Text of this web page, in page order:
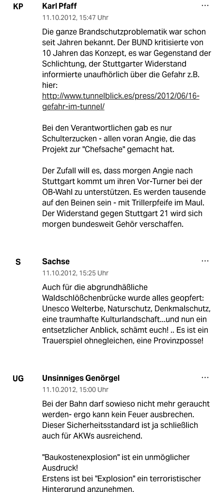
KP Karl Pfaff
11.10.2012, 15:47 Uhr
Die ganze Brandschutzproblematik war schon
seit Jahren bekannt. Der BUND kritisierte von
10 Jahren das Konzept, es war Gegenstand der
Schlichtung, der Stuttgarter Widerstand
informierte unaufhörlich über die Gefahr z.B.
hier:
http://www.tunnelblick.es/press/2012/06/16-
gefahr-im-tunnel/
Bei den Verantwortlichen gab es nur
Schulterzucken - allen voran Angie, die das
Projekt zur "Chefsache" gemacht hat.
Der Zufall will es, dass morgen Angie nach
Stuttgart kommt um ihren Vor-Turner bei der
OB-Wahl zu unterstützen. Es werden tausende
auf den Beinen sein - mit Trillerpfeife im Maul.
Der Widerstand gegen Stuttgart 21 wird sich
morgen bundesweit Gehör verschaffen.
S Sachse
11.10.2012, 15:25 Uhr
Auch für die abgrundhäßliche
Waldschlößchenbrücke wurde alles geopfert:
Unesco Welterbe, Naturschutz, Denkmalschutz,
eine traumhafte Kulturlandschaft...und nun ein
entsetzlicher Anblick, schämt euch! .. Es ist ein
Trauerspiel ohnegleichen, eine Provinzposse!
UG Unsinniges Genörgel
11.10.2012, 15:00 Uhr
Bei der Bahn darf sowieso nicht mehr geraucht
werden- ergo kann kein Feuer ausbrechen.
Dieser Sicherheitsstandard ist ja schließlich
auch für AKWs ausreichend.
"Baukostenexplosion" ist ein unmöglicher
Ausdruck!
Erstens ist bei "Explosion" ein terroristischer
Hintergrund anzunehmen.